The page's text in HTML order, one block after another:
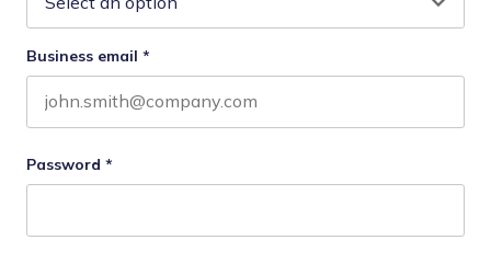
Business email *
Password *